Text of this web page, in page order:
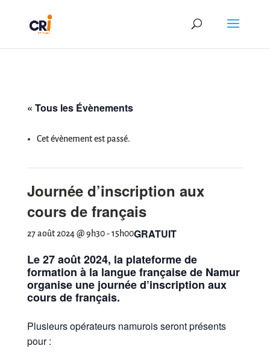
« Tous les Évènements
Cet évènement est passé.
Journée d’inscription aux
cours de français
27 août 2024 @ 9h30-15h00GRATUIT
Le 27 août 2024, la plateforme de
formation à la langue française de Namur
organise une journée d’inscription aux
cours de français.
Plusieurs opérateurs namurois seront présents
pour :